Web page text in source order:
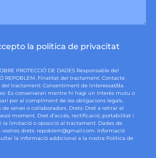
la política de privacitat
PROTECCIÓ DE DADES Responsable del
REPOBLEM. Finalitat del tractament: Contacte
tractament: Consentiment de linteressat/da.
Es conservaran mentre hi hagi un interès mutu o
per al compliment de les obligacions legals.
servei o col·laboradors. Drets: Dret a retirar el
moment. Dret d’accés, rectificació, portabilitat i
la limitació o oposició al tractament. Dades de
drets: repoblem@gmail.com. Informació
la informació addicional a la nostra Política de